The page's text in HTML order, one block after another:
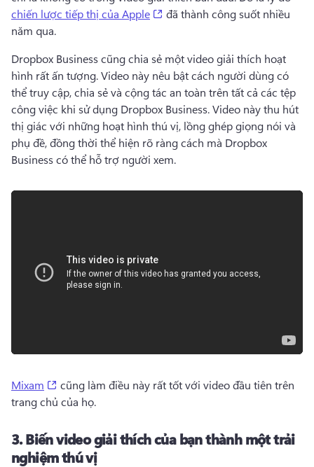
chiến lược tiếp thị của Apple
(opens in a new tab)
đã thành công suốt nhiều
năm qua.
Dropbox Business cũng chia sẻ một video giải thích hoạt
hình rất ấn tượng. Video này nêu bật cách người dùng có
thể truy cập, chia sẻ và cộng tác an toàn trên tất cả các tệp
công việc khi sử dụng Dropbox Business. Video này thu hút
thị giác với những hoạt hình thú vị, lồng ghép giọng nói và
phụ đề, đồng thời thể hiện rõ ràng cách mà Dropbox
Business có thể hỗ trợ người xem.
Mixam (opens in a new tab)
cũng làm điều này rất tốt với video đầu tiên trên
trang chủ của họ.
3.Biến video giải thích của bạn thành một trải
nghiệm thú vị